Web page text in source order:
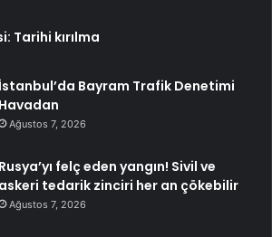
Tarihi kırılma
İstanbul’da Bayram Trafik Denetimi
Havadan
Ağustos 7, 2026
Rusya’yı felç eden yangın! Sivil ve
askeri tedarik zinciri her an çökebilir
Ağustos 7, 2026